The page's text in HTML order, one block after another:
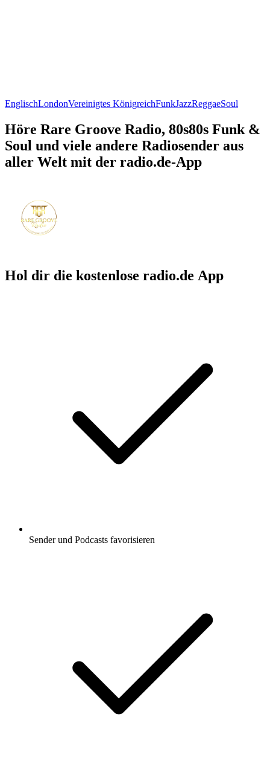
EnglischLondonVereinigtes KönigreichFunkJazzReggaeSoul
Höre Rare Groove Radio, 80s80s Funk &
Soul und viele andere Radiosender aus
aller Welt mit der radio.de-App
Hol dir die kostenlose radio.de App
Sender und Podcasts favorisieren